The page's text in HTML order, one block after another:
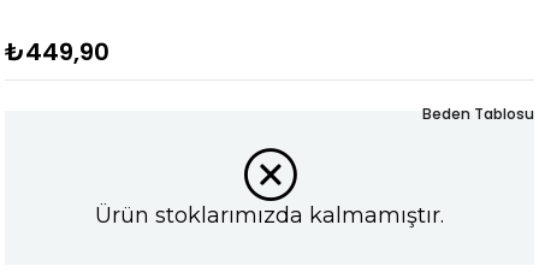
₺449,90
Ürün stoklarımızda kalmamıştır.
Beden Tablosu